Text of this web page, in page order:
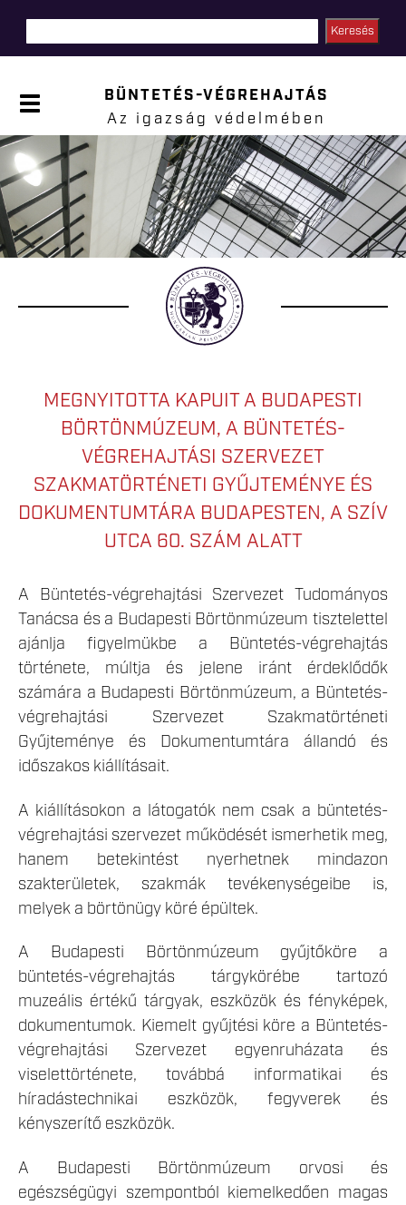
P
a
e
l
n
y
t
á
s
a
BÜNTETÉS-VÉGREHAJTÁS
Az igazság védelmében
Jelenlegi hely
MEGNYITOTTA KAPUIT A BUDAPESTI
BÖRTÖNMÚZEUM, A BÜNTETÉS-
VÉGREHAJTÁSI SZERVEZET
SZAKMATÖRTÉNETI GYŰJTEMÉNYE ÉS
DOKUMENTUMTÁRA BUDAPESTEN, A SZÍV
UTCA 60. SZÁM ALATT
A Büntetés-végrehajtási Szervezet Tudományos
Tanácsa és a Budapesti Börtönmúzeum tisztelettel
ajánlja figyelmükbe a Büntetés-végrehajtás
története, múltja és jelene iránt érdeklődők
számára a Budapesti Börtönmúzeum, a Büntetés-
végrehajtási Szervezet Szakmatörténeti
Gyűjteménye és Dokumentumtára állandó és
időszakos kiállításait.
A kiállításokon a látogatók nem csak a büntetés-
végrehajtási szervezet működését ismerhetik meg,
hanem betekintést nyerhetnek mindazon
szakterületek, szakmák tevékenységeibe is,
melyek a börtönügy köré épültek.
A Budapesti Börtönmúzeum gyűjtőköre a
büntetés-végrehajtás tárgykörébe tartozó
muzeális értékű tárgyak, eszközök és fényképek,
dokumentumok. Kiemelt gyűjtési köre a Büntetés-
végrehajtási Szervezet egyenruházata és
viselettörténete, továbbá informatikai és
híradástechnikai eszközök, fegyverek és
kényszerítő eszközök.
A Budapesti Börtönmúzeum orvosi és
egészségügyi szempontból kiemelkedően magas